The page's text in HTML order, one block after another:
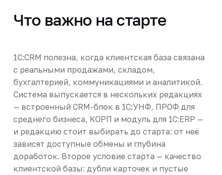
Что важно на старте
1С:CRM полезна, когда клиентская база связана
с реальными продажами, складом,
бухгалтерией, коммуникациями и аналитикой.
Система выпускается в нескольких редакциях
— встроенный CRM-блок в 1С:УНФ, ПРОФ для
среднего бизнеса, КОРП и модуль для 1С:ERP —
и редакцию стоит выбирать до старта: от неё
зависят доступные обмены и глубина
доработок. Второе условие старта — качество
клиентской базы: дубли карточек и пустые